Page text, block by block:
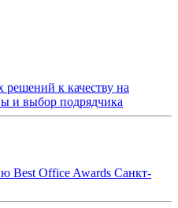
к качеству на
и выбор подрядчика
Best Office Awards Санкт-